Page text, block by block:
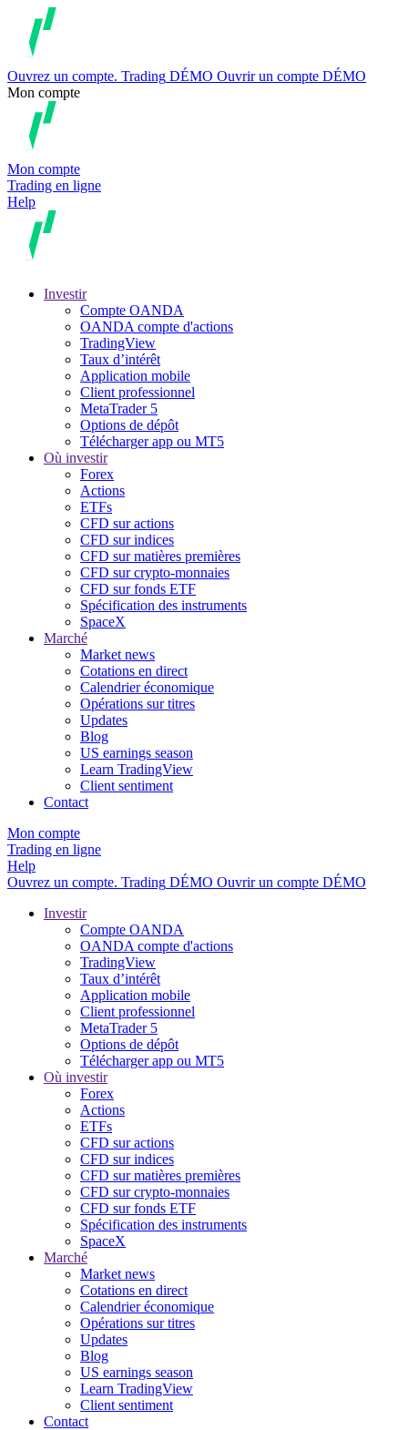
Ouvrez un compte. Trading DÉMO Ouvrir un compte DÉMO
Mon compte
Mon compte
Trading en ligne
Help
Investir
Compte OANDA
OANDA compte d'actions
TradingView
Taux d’intérêt
Application mobile
Client professionnel
MetaTrader 5
Options de dépôt
Télécharger app ou MT5
Où investir
Forex
Actions
ETFs
CFD sur actions
CFD sur indices
CFD sur matières premières
CFD sur crypto-monnaies
CFD sur fonds ETF
Spécification des instruments
SpaceX
Marché
Market news
Cotations en direct
Calendrier économique
Opérations sur titres
Updates
Blog
US earnings season
Learn TradingView
Client sentiment
Contact
Mon compte
Trading en ligne
Help
Ouvrez un compte. Trading DÉMO Ouvrir un compte DÉMO
Investir
Compte OANDA
OANDA compte d'actions
TradingView
Taux d’intérêt
Application mobile
Client professionnel
MetaTrader 5
Options de dépôt
Télécharger app ou MT5
Où investir
Forex
Actions
ETFs
CFD sur actions
CFD sur indices
CFD sur matières premières
CFD sur crypto-monnaies
CFD sur fonds ETF
Spécification des instruments
SpaceX
Marché
Market news
Cotations en direct
Calendrier économique
Opérations sur titres
Updates
Blog
US earnings season
Learn TradingView
Client sentiment
Contact